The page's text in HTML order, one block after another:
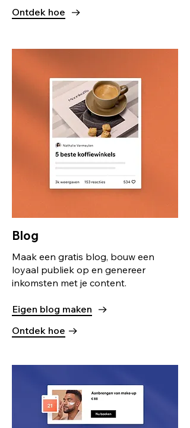
Ontdek hoe
Blog
Maak een gratis blog, bouw een
loyaal publiek op en genereer
inkomsten met je content.
Eigen blog maken
Ontdek hoe